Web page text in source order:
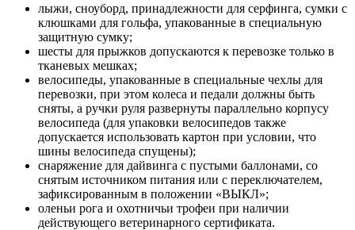
лыжи, сноуборд, принадлежности для серфинга, сумки с
клюшками для гольфа, упакованные в специальную
защитную сумку;
шесты для прыжков допускаются к перевозке только в
тканевых мешках;
велосипеды, упакованные в специальные чехлы для
перевозки, при этом колеса и педали должны быть
сняты, а ручки руля развернуты параллельно корпусу
велосипеда (для упаковки велосипедов также
допускается использовать картон при условии, что
шины велосипеда спущены);
снаряжение для дайвинга с пустыми баллонами, со
снятым источником питания или с переключателем,
зафиксированным в положении «ВЫКЛ»;
оленьи рога и охотничьи трофеи при наличии
действующего ветеринарного сертификата.